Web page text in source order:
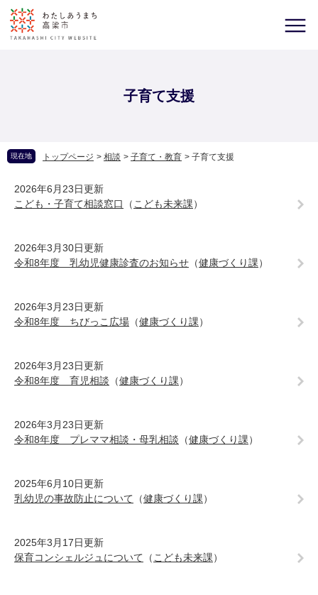
子育て支援
現在地 トップページ > 相談 > 子育て・教育 > 子育て支援
2026年6月23日更新
こども・子育て相談窓口
（ こども未来課）
2026年3月30日更新
令和8年度 乳幼児健康診査のお知らせ （健康づくり課）
2026年3月23日更新
令和8年度 ちびっこ広場 （健康づくり課）
2026年3月23日更新
令和8年度 育児相談 （健康づくり課）
2026年3月23日更新
令和8年度 プレママ相談・母乳相談 （健康づくり課）
2025年6月10日更新
乳幼児の事故防止について （健康づくり課）
2025年3月17日更新
保育コンシェルジュについて （ こども未来課）